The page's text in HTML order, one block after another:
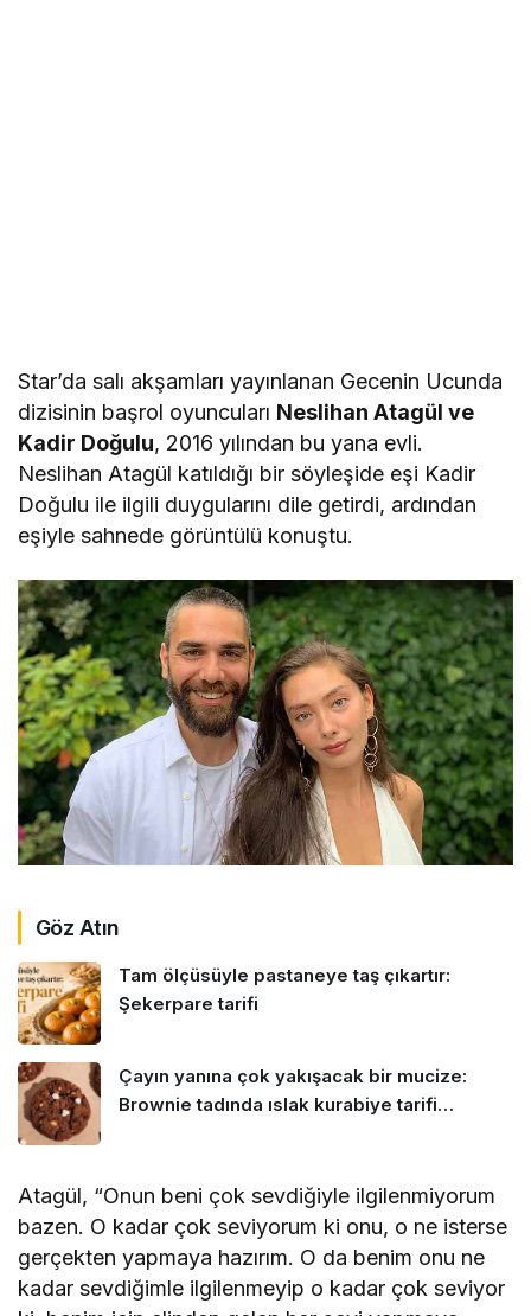
Star’da salı akşamları yayınlanan Gecenin Ucunda
dizisinin başrol oyuncuları Neslihan Atagül ve
Kadir Doğulu, 2016 yılından bu yana evli.
Neslihan Atagül katıldığı bir söyleşide eşi Kadir
Doğulu ile ilgili duygularını dile getirdi, ardından
eşiyle sahnede görüntülü konuştu.
Göz Atın
Tam ölçüsüyle pastaneye taş çıkartır:
Şekerpare tarifi
Çayın yanına çok yakışacak bir mucize:
Brownie tadında ıslak kurabiye tarifi…
Atagül, “Onun beni çok sevdiğiyle ilgilenmiyorum
bazen. O kadar çok seviyorum ki onu, o ne isterse
gerçekten yapmaya hazırım. O da benim onu ne
kadar sevdiğimle ilgilenmeyip o kadar çok seviyor